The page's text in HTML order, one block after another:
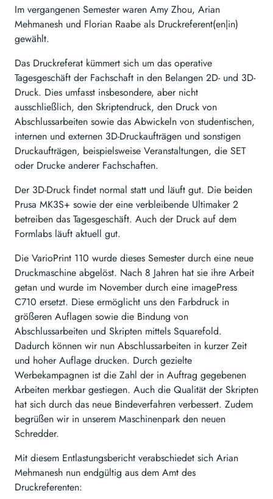
Im vergangenen Semester waren Amy Zhou, Arian
Mehmanesh und Florian Raabe als Druckreferent(en|in)
gewählt.
Das Druckreferat kümmert sich um das operative
Tagesgeschäft der Fachschaft in den Belangen 2D- und 3D-
Druck. Dies umfasst insbesondere, aber nicht
ausschließlich, den Skriptendruck, den Druck von
Abschlussarbeiten sowie das Abwickeln von studentischen,
internen und externen 3D-Druckaufträgen und sonstigen
Druckaufträgen, beispielsweise Veranstaltungen, die SET
oder Drucke anderer Fachschaften.
Der 3D-Druck findet normal statt und läuft gut. Die beiden
Prusa MK3S+ sowie der eine verbleibende Ultimaker 2
betreiben das Tagesgeschäft. Auch der Druck auf dem
Formlabs läuft aktuell gut.
Die VarioPrint 110 wurde dieses Semester durch eine neue
Druckmaschine abgelöst. Nach 8 Jahren hat sie ihre Arbeit
getan und wurde im November durch eine imagePress
C710 ersetzt. Diese ermöglicht uns den Farbdruck in
größeren Auflagen sowie die Bindung von
Abschlussarbeiten und Skripten mittels Squarefold.
Dadurch können wir nun Abschlussarbeiten in kurzer Zeit
und hoher Auflage drucken. Durch gezielte
Werbekampagnen ist die Zahl der in Auftrag gegebenen
Arbeiten merkbar gestiegen. Auch die Qualität der Skripten
hat sich durch das neue Bindeverfahren verbessert. Zudem
begrüßen wir in unserem Maschinenpark den neuen
Schredder.
Mit diesem Entlastungsbericht verabschiedet sich Arian
Mehmanesh nun endgültig aus dem Amt des
Druckreferenten: